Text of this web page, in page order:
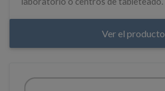
Ver el producto